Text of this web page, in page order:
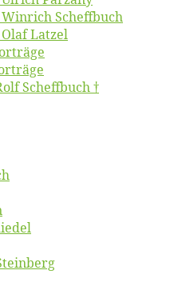
Scheffbuch
Latzel
Scheffbuch †